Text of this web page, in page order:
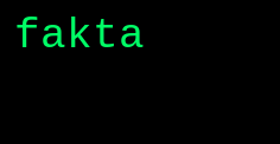
fakta